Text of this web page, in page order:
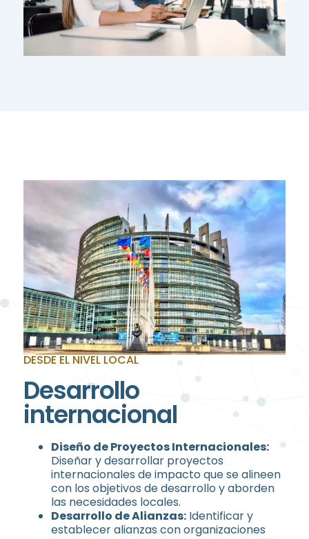
DESDE EL NIVEL LOCAL
Desarrollo
internacional
Diseño de Proyectos Internacionales:
Diseñar y desarrollar proyectos
internacionales de impacto que se alineen
con los objetivos de desarrollo y aborden
las necesidades locales.
Desarrollo de Alianzas:Identificar y
establecer alianzas con organizaciones